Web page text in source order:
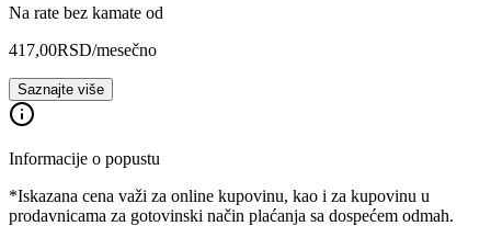
Na rate bez kamate od
417,00RSD/mesečno
Saznajte više
Informacije o popustu
*Iskazana cena važi za online kupovinu, kao i za kupovinu u
prodavnicama za gotovinski način plaćanja sa dospećem odmah.